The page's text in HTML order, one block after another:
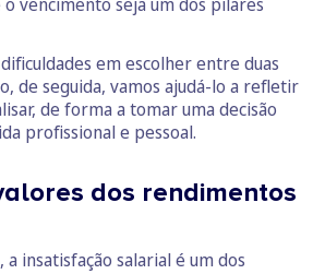
vencimento seja um dos pilares
em escolher entre duas
de seguida, vamos ajudá-lo a refletir
de forma a tomar uma decisão
profissional e pessoal.
dos rendimentos
a insatisfação salarial é um dos